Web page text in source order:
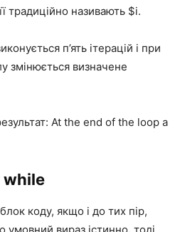
традиційно називають $i.
п’ять ітерацій і при
змінюється визначене
At the end of the loop a
while
коду, якщо і до тих пір,
умовний вираз істинно, тоді